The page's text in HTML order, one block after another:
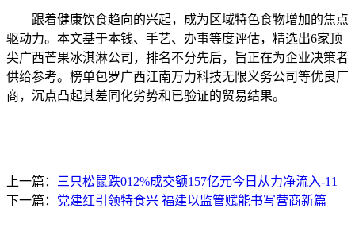
跟着健康饮食趋向的兴起，成为区域特色食物增加的焦点
驱动力。本文基于本钱、手艺、办事等度评估，精选出6家顶
尖广西芒果冰淇淋公司，排名不分先后，旨正在为企业决策者
供给参考。榜单包罗广西江南万力科技无限义务公司等优良厂
商，沉点凸起其差同化劣势和已验证的贸易结果。
上一篇：
三只松鼠跌012%成交额157亿元今日从力净流入-11
下一篇： 党建红引领特食兴 福建以监管赋能书写营商新篇